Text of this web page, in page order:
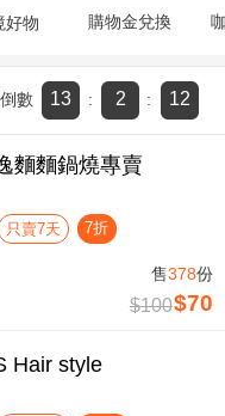
好物 購物金兌換
倒數 13 : 2 : 11
麵麵鍋燒專賣
只賣7天 7折
售378份
$100$70
Hair style